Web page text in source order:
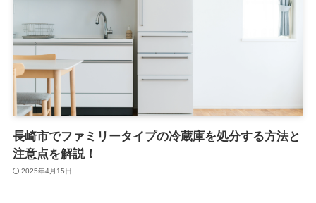
長崎市でファミリータイプの冷蔵庫を処分する方法と
注意点を解説！
2025年4月15日